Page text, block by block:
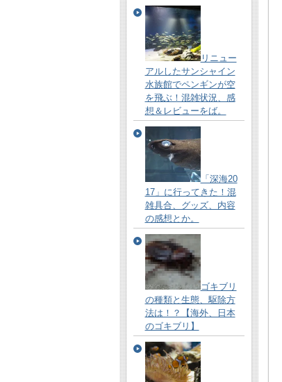
リニュー
アルしたサンシャイン
水族館でペンギンが空
を飛ぶ！混雑状況、感
想＆レビューをば。
「深海20
17」に行ってきた！混
雑具合、グッズ、内容
の感想とか。
ゴキブリ
の種類と生態、駆除方
法は！？【海外、日本
のゴキブリ】